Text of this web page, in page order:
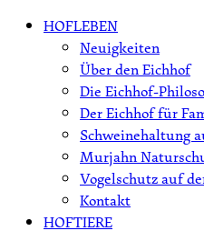
Skip HOFLEBEN
Neuigkeiten
Über den Eichhof
Die Eichhof-
Der Eichhof für
Schweinehaltung
Murjahn
Vogelschutz auf
Kontakt
HOFTIERE